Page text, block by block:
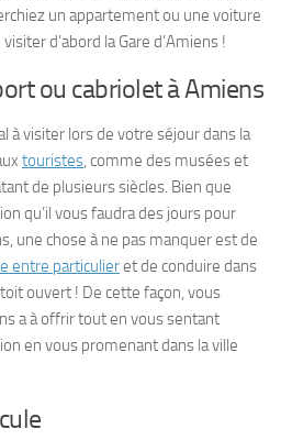
un appartement ou une voiture
d’abord la Gare d’Amiens !
ou cabriolet à Amiens
à visiter lors de votre séjour dans la
touristes, comme des musées et
de plusieurs siècles. Bien que
qu’il vous faudra des jours pour
une chose à ne pas manquer est de
entre particulieret de conduire dans
ouvert ! De cette façon, vous
a à offrir tout en vous sentant
en vous promenant dans la ville